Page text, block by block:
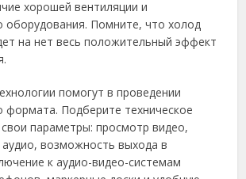
хорошей вентиляции и
оборудования. Помните, что холод
на нет весь положительный эффект
помогут в проведении
формата. Подберите техническое
параметры: просмотр видео,
возможность выхода в
к аудио-видео-системам